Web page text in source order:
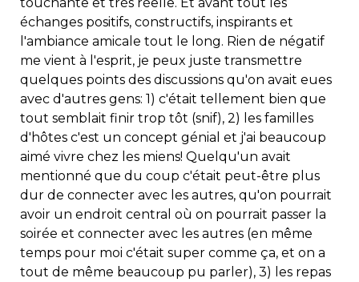
échanges positifs, constructifs, inspirants et
l'ambiance amicale tout le long. Rien de négatif
me vient à l'esprit, je peux juste transmettre
quelques points des discussions qu'on avait eues
avec d'autres gens: 1) c'était tellement bien que
tout semblait finir trop tôt (snif), 2) les familles
d'hôtes c'est un concept génial et j'ai beaucoup
aimé vivre chez les miens! Quelqu'un avait
mentionné que du coup c'était peut-être plus
dur de connecter avec les autres, qu'on pourrait
avoir un endroit central où on pourrait passer la
soirée et connecter avec les autres (en même
temps pour moi c'était super comme ça, et on a
tout de même beaucoup pu parler), 3) les repas